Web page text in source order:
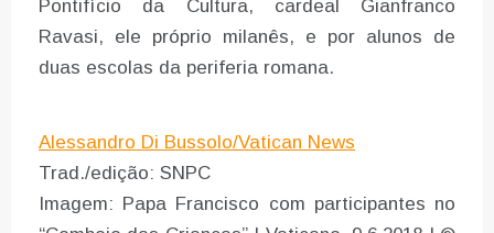
Pontifício da Cultura, cardeal Gianfranco
Ravasi, ele próprio milanês, e por alunos de
duas escolas da periferia romana.
Alessandro Di Bussolo/Vatican News
Trad./edição: SNPC
Imagem: Papa Francisco com participantes no